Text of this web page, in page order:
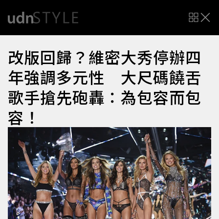
改版回歸？維密大秀停辦四
年強調多元性 大尺碼饒舌
歌手搶先砲轟：為包容而包
容！